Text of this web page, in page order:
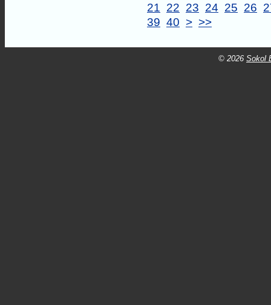
21 22 23 24 25 26
39 40 > >>
© 2026 Sokol